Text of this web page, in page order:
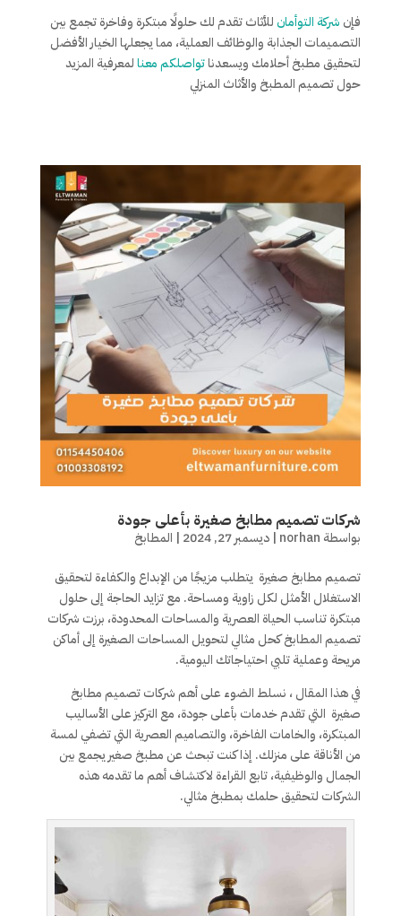
فإن شركة التوأمانللأثاث تقدم لك حلولًا مبتكرة وفاخرة تجمع بين
التصميمات الجذابة والوظائف العملية، مما يجعلها الخيار الأفضل
لتحقيق مطبخ أحلامك ويسعدناتواصلكم معنالمعرفية المزيد
حول تصميم المطبخ والأثاث المنزلي
شركات تصميم مطابخ صغيرة بأعلى جودة
بواسطة norhan
| ديسمبر 27, 2024 | المطابخ
تصميم مطابخ صغيرة يتطلب مزيجًا من الإبداع والكفاءة لتحقيق
الاستغلال الأمثل لكل زاوية ومساحة. مع تزايد الحاجة إلى حلول
مبتكرة تناسب الحياة العصرية والمساحات المحدودة، برزت شركات
تصميم المطابخ كحل مثالي لتحويل المساحات الصغيرة إلى أماكن
مريحة وعملية تلبي احتياجاتك اليومية.
في هذا المقال ، نسلط الضوء على أهم شركات تصميم مطابخ
صغيرة التي تقدم خدمات بأعلى جودة، مع التركيز على الأساليب
المبتكرة، والخامات الفاخرة، والتصاميم العصرية التي تضفي لمسة
من الأناقة على منزلك. إذا كنت تبحث عن مطبخ صغير يجمع بين
الجمال والوظيفية، تابع القراءة لاكتشاف أهم ما تقدمه هذه
الشركات لتحقيق حلمك بمطبخ مثالي.